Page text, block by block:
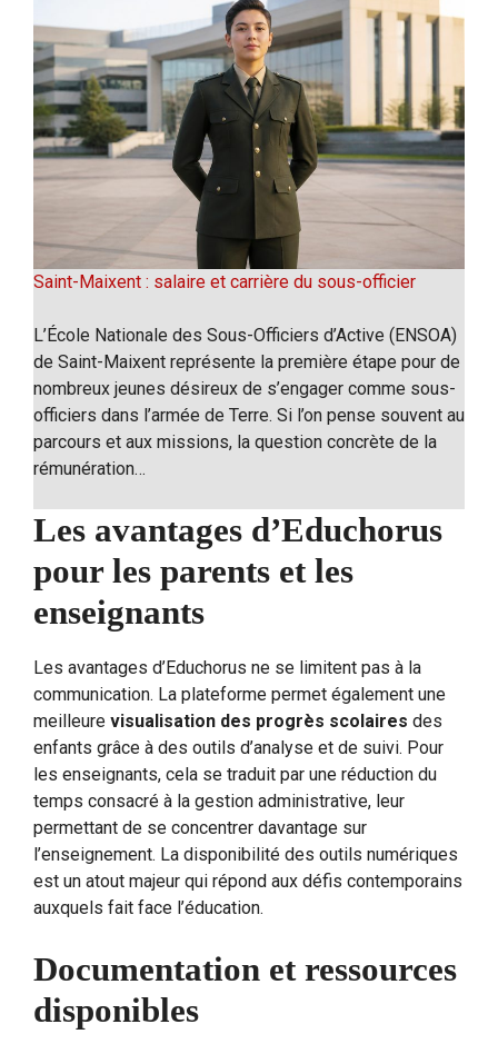
Saint-Maixent : salaire et carrière du sous-officier
L’École Nationale des Sous-Officiers d’Active (ENSOA)
de Saint-Maixent représente la première étape pour de
nombreux jeunes désireux de s’engager comme sous-
officiers dans l’armée de Terre. Si l’on pense souvent au
parcours et aux missions, la question concrète de la
rémunération…
Les avantages d’Educhorus
pour les parents et les
enseignants
Les avantages d’Educhorus ne se limitent pas à la
communication. La plateforme permet également une
meilleure visualisation des progrès scolaires des
enfants grâce à des outils d’analyse et de suivi. Pour
les enseignants, cela se traduit par une réduction du
temps consacré à la gestion administrative, leur
permettant de se concentrer davantage sur
l’enseignement. La disponibilité des outils numériques
est un atout majeur qui répond aux défis contemporains
auxquels fait face l’éducation.
Documentation et ressources
disponibles